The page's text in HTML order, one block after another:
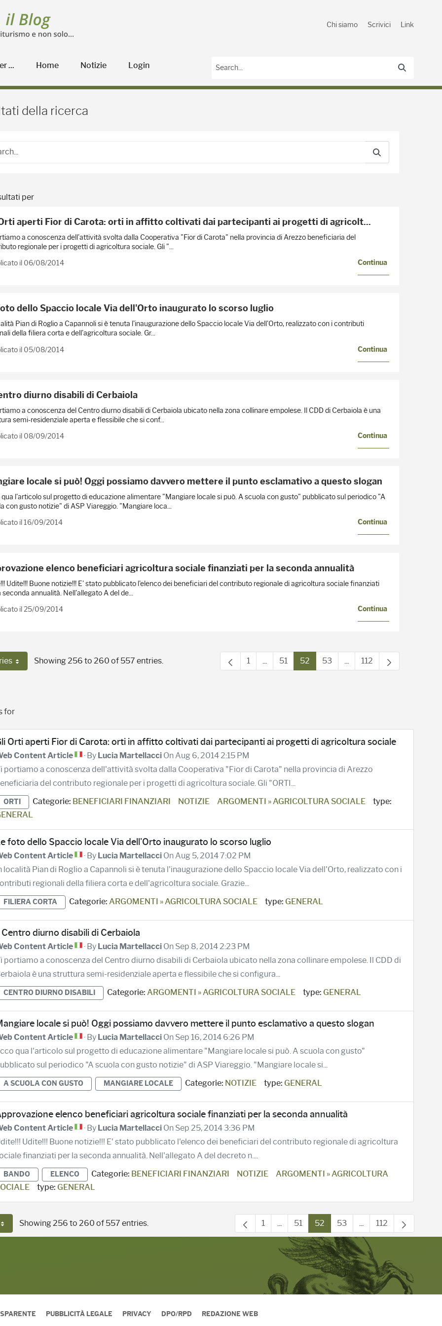
Chi siamo Scrivici Link
... Home Notizie Login
Agricoltura
della ricerca
per
aperti Fior di Carota: orti in affitto coltivati dai partecipanti ai progetti di agricolt...
a conoscenza dell'attività svolta dalla Cooperativa "Fior di Carota" nella provincia di Arezzo beneficiaria del
regionale per i progetti di agricoltura sociale. Gli "...
il 06/08/2014
Continua
dello Spaccio locale Via dell'Orto inaugurato lo scorso luglio
Pian di Roglio a Capannoli si è tenuta l'inaugurazione dello Spaccio locale Via dell'Orto, realizzato con i contributi
della filiera corta e dell'agricoltura sociale. Gr...
il 05/08/2014
Continua
diurno disabili di Cerbaiola
a conoscenza del Centro diurno disabili di Cerbaiola ubicato nella zona collinare empolese. Il CDD di Cerbaiola è una
semi-residenziale aperta e flessibile che si conf...
il 08/09/2014
Continua
locale si può! Oggi possiamo davvero mettere il punto esclamativo a questo slogan
qua l'articolo sul progetto di educazione alimentare "Mangiare locale si può. A scuola con gusto" pubblicato sul periodico "A
con gusto notizie" di ASP Viareggio. "Mangiare loca...
il 16/09/2014
Continua
elenco beneficiari agricoltura sociale finanziati per la seconda annualità
Udite!!! Buone notizie!!! E' stato pubblicato l'elenco dei beneficiari del contributo regionale di agricoltura sociale finanziati
seconda annualità. Nell'allegato A del de...
il 25/09/2014
Continua
Per Page Showing 256 to 260 of 557 entries. Page
1 ...Intermediate Pages Use TAB to navigate.
Page
51 Page
52 Page
53 ...Intermediate Pages Use
Page
112
for
Orti aperti Fior di Carota: orti in affitto coltivati dai partecipanti ai progetti di agricoltura sociale
Content Article · By Lucia Martellacci On Aug 6, 2014 2:15 PM
portiamo a conoscenza dell'attività svolta dalla Cooperativa "Fior di Carota" nella provincia di Arezzo
del contributo regionale per i progetti di agricoltura sociale. Gli "ORTI...
ORTI Categorie: BENEFICIARI FINANZIARI NOTIZIE ARGOMENTI » AGRICOLTURA SOCIALE
type:
foto dello Spaccio locale Via dell'Orto inaugurato lo scorso luglio
Content Article · By Lucia Martellacci On Aug 5, 2014 7:02 PM
località Pian di Roglio a Capannoli si è tenuta l'inaugurazione dello Spaccio locale Via dell'Orto, realizzato con i
regionali della filiera corta e dell'agricoltura sociale. Grazie...
FILIERA CORTA Categorie: ARGOMENTI » AGRICOLTURA SOCIALE type: GENERAL
Il Centro diurno disabili di Cerbaiola
Content Article · By Lucia Martellacci On Sep 8, 2014 2:23 PM
portiamo a conoscenza del Centro diurno disabili di Cerbaiola ubicato nella zona collinare empolese. Il CDD di
è una struttura semi-residenziale aperta e flessibile che si configura...
CENTRO DIURNO DISABILI Categorie: ARGOMENTI » AGRICOLTURA SOCIALE type: GENERAL
locale si può! Oggi possiamo davvero mettere il punto esclamativo a questo slogan
Content Article · By Lucia Martellacci On Sep 16, 2014 6:26 PM
qua l'articolo sul progetto di educazione alimentare "Mangiare locale si può. A scuola con gusto"
sul periodico "A scuola con gusto notizie" di ASP Viareggio. "Mangiare locale si...
A SCUOLA CON GUSTO MANGIARE LOCALE Categorie: NOTIZIE type: GENERAL
elenco beneficiari agricoltura sociale finanziati per la seconda annualità
Content Article · By Lucia Martellacci On Sep 25, 2014 3:36 PM
Udite!!! Buone notizie!!! E' stato pubblicato l'elenco dei beneficiari del contributo regionale di agricoltura
finanziati per la seconda annualità. Nell'allegato A del decreto n....
BANDO ELENCO Categorie: BENEFICIARI FINANZIARI NOTIZIE
ARGOMENTI » AGRICOLTURA
type: GENERAL
Showing 256 to 260 of 557 entries. Page
1 ...Intermediate Pages Use TAB to navigate.
Page
51 Page
52 Page
53 ...Intermediate Pages
Page
112
PUBBLICITÀ LEGALE PRIVACY DPO/RPD REDAZIONE WEB